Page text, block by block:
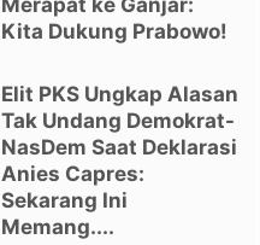
Merapat ke Ganjar:
Kita Dukung Prabowo!
Elit PKS Ungkap Alasan
Tak Undang Demokrat-
NasDem Saat Deklarasi
Anies Capres:
Sekarang Ini
Memang....